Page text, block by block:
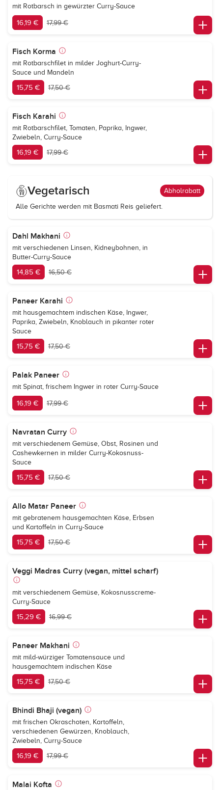
mit Rotbarsch in gewürzter Curry-Sauce
16,19 € 17,99 €
Fisch Korma
mit Rotbarschfilet in milder Joghurt-Curry-
Sauce und Mandeln
15,75 € 17,50 €
Fisch Karahi
mit Rotbarschfilet, Tomaten, Paprika, Ingwer,
Zwiebeln, Curry-Sauce
16,19 € 17,99 €
Vegetarisch Abholrabatt
Alle Gerichte werden mit Basmati Reis geliefert.
Dahl Makhani
mit verschiedenen Linsen, Kidneybohnen, in
Butter-Curry-Sauce
14,85 € 16,50 €
Paneer Karahi
mit hausgemachtem indischen Käse, Ingwer,
Paprika, Zwiebeln, Knoblauch in pikanter roter
Sauce
15,75 € 17,50 €
Palak Paneer
mit Spinat, frischem Ingwer in roter Curry-Sauce
16,19 € 17,99 €
Navratan Curry
mit verschiedenem Gemüse, Obst, Rosinen und
Cashewkernen in milder Curry-Kokosnuss-
Sauce
15,75 € 17,50 €
Allo Matar Paneer
mit gebratenem hausgemachten Käse, Erbsen
und Kartoffeln in Curry-Sauce
15,75 € 17,50 €
Veggi Madras Curry (vegan, mittel scharf)
mit verschiedenem Gemüse, Kokosnusscreme-
Curry-Sauce
15,29 € 16,99 €
Paneer Makhani
mit mild-würziger Tomatensauce und
hausgemachtem indischen Käse
15,75 € 17,50 €
Bhindi Bhaji (vegan)
mit frischen Okraschoten, Kartoffeln,
verschiedenen Gewürzen, Knoblauch,
Zwiebeln, Curry-Sauce
16,19 € 17,99 €
Malai Kofta